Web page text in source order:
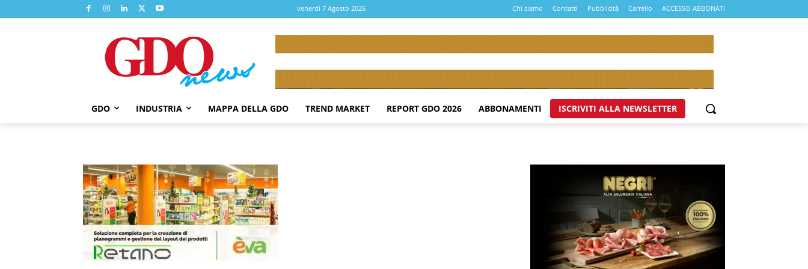
venerdì 7 Agosto 2026 Chi siamo Contatti Pubblicità Carrello ACCESSO ABBONATI
GDO INDUSTRIA MAPPA DELLA GDO TREND MARKET REPORT GDO 2026 ABBONAMENTI ISCRIVITI ALLA NEWSLETTER